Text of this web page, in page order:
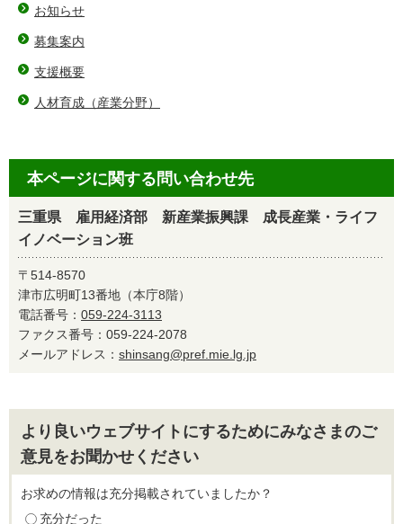
お知らせ
募集案内
支援概要
人材育成（産業分野）
本ページに関する問い合わせ先
三重県 雇用経済部 新産業振興課 成長産業・ライフ
イノベーション班
〒514-8570
津市広明町13番地（本庁8階）
電話番号： 059-224-3113
ファクス番号：059-224-2078
メールアドレス： shinsang@pref.mie.lg.jp
より良いウェブサイトにするためにみなさまのご
意見をお聞かせください
お求めの情報は充分掲載されていましたか？
充分だった